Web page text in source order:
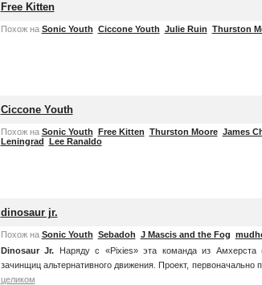
Free Kitten
Похож на Sonic Youth Ciccone Youth Julie Ruin Thurston
Ciccone Youth
Похож на Sonic Youth Free Kitten Thurston Moore James
Leningrad Lee Ranaldo
dinosaur jr.
Похож на Sonic Youth Sebadoh J Mascis and the Fog
Dinosaur Jr. Наряду с «Pixies» эта команда из Амхерста
зачинщиц альтернативного движения. Проект, первоначально
целиком